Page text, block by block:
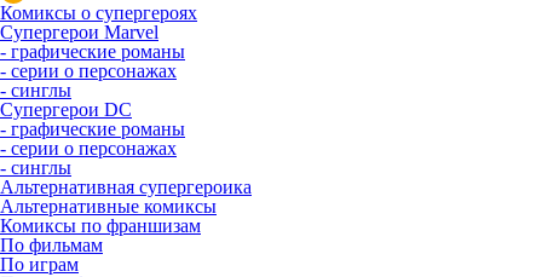
Комиксы о супергероях
Супергерои Marvel
- графические романы
- серии о персонажах
- синглы
Супергерои DC
- графические романы
- серии о персонажах
- синглы
Альтернативная супергероика
Альтернативные комиксы
Комиксы по франшизам
По фильмам
По играм